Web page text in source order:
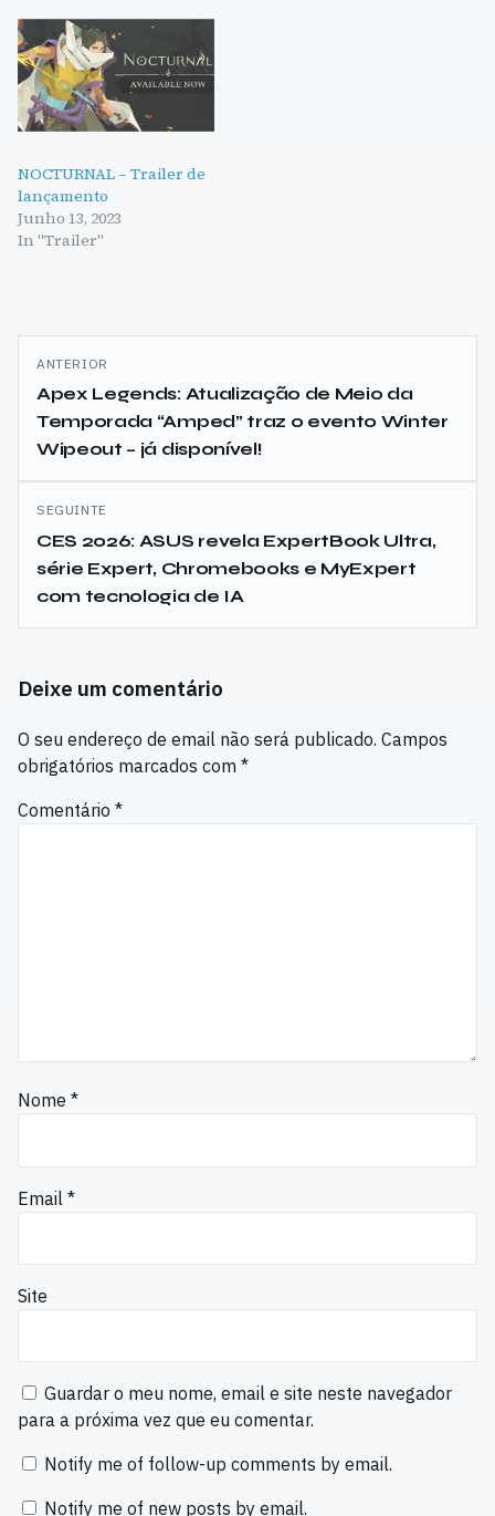
NOCTURNAL – Trailer de
lançamento
Junho 13, 2023
In "Trailer"
Navegação
de
artigos
ANTERIOR
Apex Legends: Atualização de Meio da
Temporada “Amped” traz o evento Winter
Wipeout – já disponível!
SEGUINTE
CES 2026: ASUS revela ExpertBook Ultra,
série Expert, Chromebooks e MyExpert
com tecnologia de IA
Deixe um comentário
O seu endereço de email não será publicado. Campos
obrigatórios marcados com *
Comentário *
Nome *
Email *
Site
Guardar o meu nome, email e site neste navegador
para a próxima vez que eu comentar.
Notify me of follow-up comments by email.
Notify me of new posts by email.